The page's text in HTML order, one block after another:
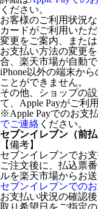
ください。
お客様のご利用状況
カードがご利用いた
変更をご案内、また
お支払い方法の変更
合、楽天市場が自動
iPhone以外の端末か
ことができません。
その他、ショップの
て、Apple Payがご利
※Apple Payでのお支
でご連絡 ください。
セブンイレブン（前払
【備考】
セブンイレブンでお
ご注文後に、払込票
ルを楽天市場からお送
セブンイレブンでの
お支払い状況の確認
取り希望日をご指定